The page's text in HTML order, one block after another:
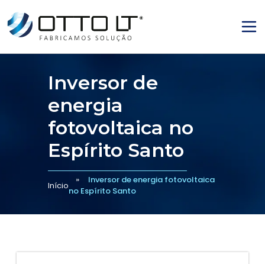
Inversor de
energia
fotovoltaica no
Espírito Santo
Início
Inversor de energia fotovoltaica
no Espírito Santo